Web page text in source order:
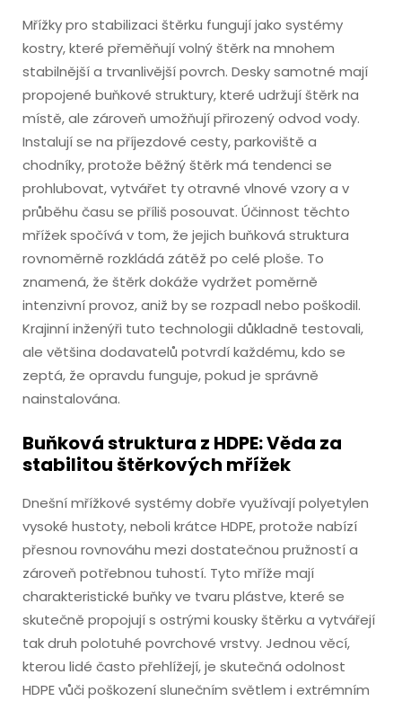
Mřížky pro stabilizaci štěrku fungují jako systémy
kostry, které přeměňují volný štěrk na mnohem
stabilnější a trvanlivější povrch. Desky samotné mají
propojené buňkové struktury, které udržují štěrk na
místě, ale zároveň umožňují přirozený odvod vody.
Instalují se na příjezdové cesty, parkoviště a
chodníky, protože běžný štěrk má tendenci se
prohlubovat, vytvářet ty otravné vlnové vzory a v
průběhu času se příliš posouvat. Účinnost těchto
mřížek spočívá v tom, že jejich buňková struktura
rovnoměrně rozkládá zátěž po celé ploše. To
znamená, že štěrk dokáže vydržet poměrně
intenzivní provoz, aniž by se rozpadl nebo poškodil.
Krajinní inženýři tuto technologii důkladně testovali,
ale většina dodavatelů potvrdí každému, kdo se
zeptá, že opravdu funguje, pokud je správně
nainstalována.
Buňková struktura z HDPE: Věda za
stabilitou štěrkových mřížek
Dnešní mřížkové systémy dobře využívají polyetylen
vysoké hustoty, neboli krátce HDPE, protože nabízí
přesnou rovnováhu mezi dostatečnou pružností a
zároveň potřebnou tuhostí. Tyto mříže mají
charakteristické buňky ve tvaru plástve, které se
skutečně propojují s ostrými kousky štěrku a vytvářejí
tak druh polotuhé povrchové vrstvy. Jednou věcí,
kterou lidé často přehlížejí, je skutečná odolnost
HDPE vůči poškození slunečním světlem i extrémním